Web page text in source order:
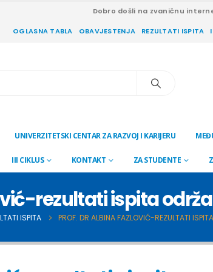
Dobro došli na zvaničnu
OGLASNA TABLA OBAVJESTENJA REZULTATI ISPITA
UNIVERZITETSKI CENTAR ZA RAZVOJ I KARIJERU
III CIKLUS KONTAKT ZA STUDENTE
rezultati ispita
ISPITA PROF. DR ALBINA FAZLOVIĆ-REZULTATI